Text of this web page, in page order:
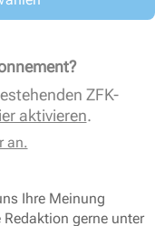
ZFK-
aktivieren.
an.
Ihre Meinung
gerne unter